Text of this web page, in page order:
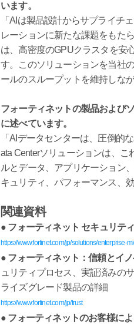
います。
「AIは製品設計からサプライチ
レーションに新たな課題をもた
は、高密度のGPUクラスタを安
す。このソリューションを当社
ールのスループットを維持しな
フォーティネットの製品および
に述べています。
「AIデータセンターは、圧倒的
ata Centerソリューションは、こ
ルとデータ、アプリケーション
キュリティ、パフォーマンス、
関連資料
● フォーティネット セキュリテ
https://www.fortinet.com/jp/solutions/enterprise-
● フォーティネット：信頼とイ
ュリティプロセス、実証済みの
ライズグレード製品の詳細
https://www.fortinet.com/jp/trust
● フォーティネットのお客様に